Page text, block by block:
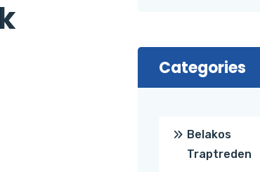
Categories
Belakos
Traptreden